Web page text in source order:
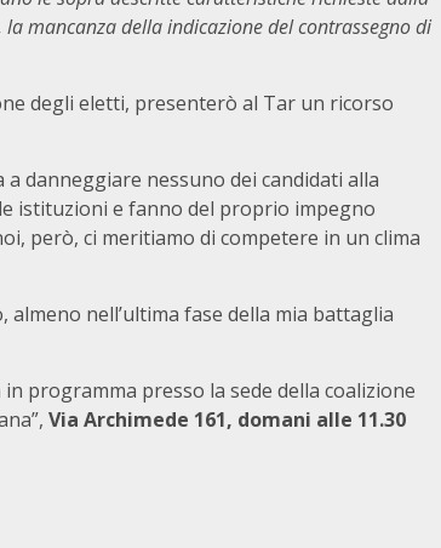
mancanza della indicazione del contrassegno di
degli eletti, presenterò al Tar un ricorso
danneggiare nessuno dei candidati alla
istituzioni e fanno del proprio impegno
però, ci meritiamo di competere in un clima
almeno nell’ultima fase della mia battaglia
programma presso la sede della coalizione
Via Archimede 161, domani alle 11.30